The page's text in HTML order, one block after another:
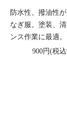
防水性、撥油性
なぎ服。塗装、
ンス作業に最適。
900円(税